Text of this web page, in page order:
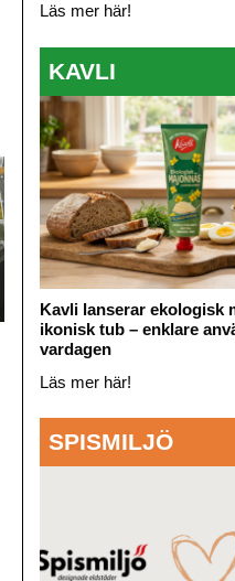
Läs mer här!
KAVLI
Kavli lanserar ekologisk
ikonisk tub – enklare
vardagen
Läs mer här!
SPISMILJÖ